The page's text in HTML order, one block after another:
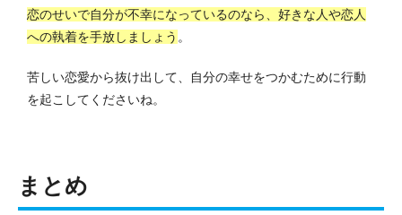
恋のせいで自分が不幸になっているのなら、好きな人や恋人
への執着を手放しましょう 。
苦しい恋愛から抜け出して、自分の幸せをつかむために行動
を起こしてくださいね。
まとめ